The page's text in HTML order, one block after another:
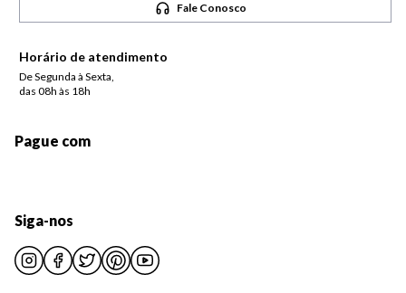
Fale Conosco
Horário de atendimento
De Segunda à Sexta,
das 08h às 18h
Pague com
Siga-nos